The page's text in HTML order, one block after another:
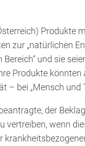
Produkte
zur „natürlichen
und sie
Produkte
bei „Mensch und
der
wenn